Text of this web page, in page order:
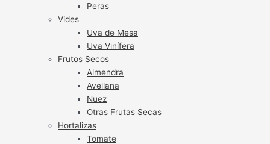
Peras
Vides
Uva de Mesa
Uva Vinífera
Frutos Secos
Almendra
Avellana
Nuez
Otras Frutas Secas
Hortalizas
Tomate